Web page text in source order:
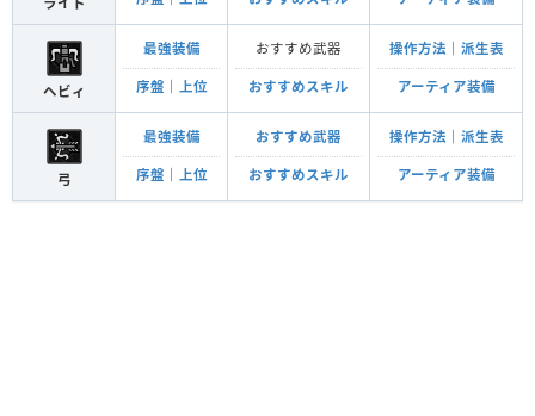
ヘビィ
最強装備
序盤 上位
おすすめ武器
おすすめスキル
操作方法 派生表
アーティア装備
弓
最強装備
序盤 上位
おすすめ武器
おすすめスキル
操作方法 派生表
アーティア装備